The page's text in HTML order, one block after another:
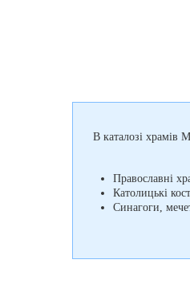
В каталозі храмів
Православні
Католицькі
Синагоги,